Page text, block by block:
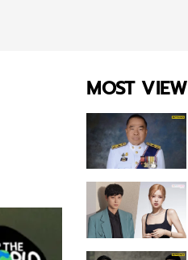
MOST VIEW